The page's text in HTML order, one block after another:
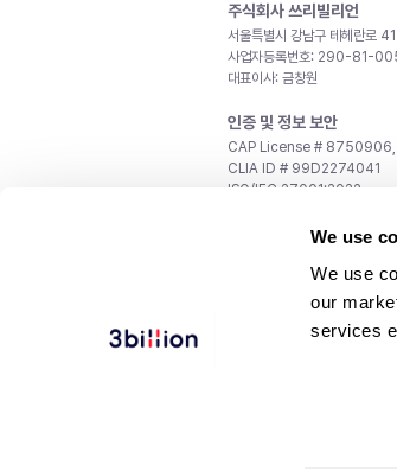
We use
We use
our
services
주식회사 쓰리빌리언
서울특별시 강남구 테헤란로
사업자등록번호: 290-81-
대표이사: 금창원
인증 및 정보 보안
CAP License #
CLIA ID # 99D2274041
ISO/IEC 27001:2022
recruiting@3billion.io
ir@3billion.io